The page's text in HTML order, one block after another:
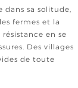
dans sa solitude,
fermes et la
en se
Des villages
de toute